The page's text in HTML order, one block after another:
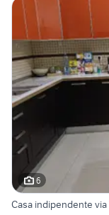
6
Casa indipendente via